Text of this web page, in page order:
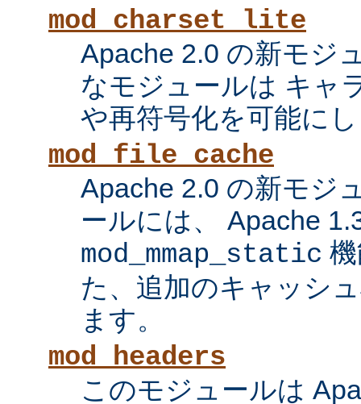
mod_charset_lite
Apache 2.0 の新モジ
なモジュールは キャ
や再符号化を可能に
mod_file_cache
Apache 2.0 の新モジ
ールには、 Apache
mod_mmap_static
た、追加のキャッシ
ます。
mod_headers
このモジュールは